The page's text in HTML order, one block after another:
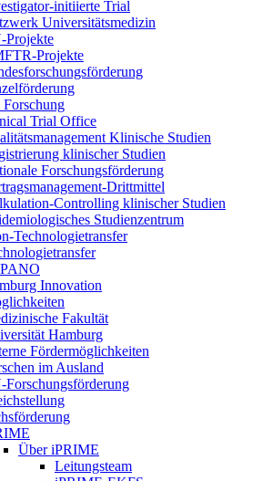
initiierte Trial
Universitätsmedizin
Projekte
Projekte
Trial Office
Klinische Studien
klinischer Studien
Forschungsförderung
Drittmittel
Controlling klinischer Studien
Studienzentrum
Technologietransfer
Innovation
Fakultät
Hamburg
Fördermöglichkeiten
im Ausland
Forschungsförderung
Über iPRIME
Leitungsteam